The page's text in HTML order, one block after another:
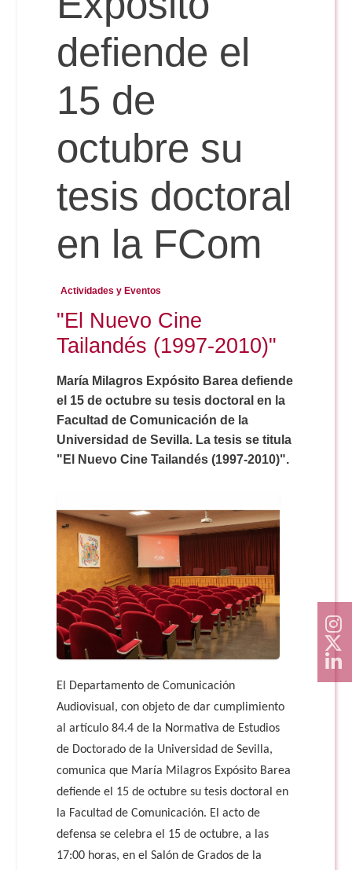
Reservas
Calendario Lectivo
Horarios
Periodismo
Publicidad y RR.PP
Doble Grado PER/CAV
Publicidad y RR.PP
#miTFG
Boletines
defiende el
15 de
octubre su
tesis doctoral
en la FCom
Actividades y Eventos
"El Nuevo Cine
Tailandés (1997-2010)"
María Milagros Expósito Barea defiende
el 15 de octubre su tesis doctoral en la
Facultad de Comunicación de la
Universidad de Sevilla. La tesis se titula
"El Nuevo Cine Tailandés (1997-2010)".
El Departamento de Comunicación
Audiovisual, con objeto de dar cumplimiento
al artículo 84.4 de la Normativa de Estudios
de Doctorado de la Universidad de Sevilla,
comunica que María Milagros Expósito Barea
defiende el 15 de octubre su tesis doctoral en
la Facultad de Comunicación. El acto de
defensa se celebra el 15 de octubre, a las
17:00 horas, en el Salón de Grados de la